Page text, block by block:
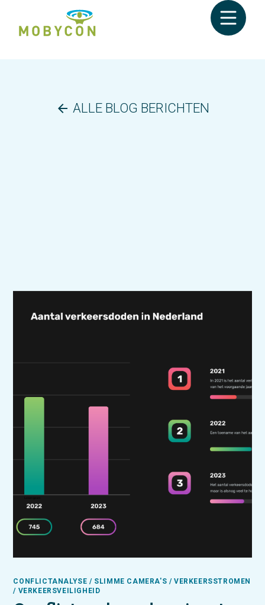
arrow_back ALLE BLOG BERICHTEN
CONFLICTANALYSE / SLIMME CAMERA'S / VERKEERSSTROMEN
/ VERKEERSVEILIGHEID